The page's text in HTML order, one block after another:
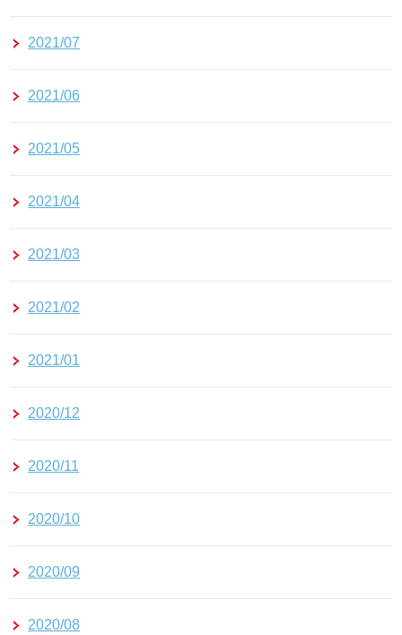
2021/07
2021/06
2021/05
2021/04
2021/03
2021/02
2021/01
2020/12
2020/11
2020/10
2020/09
2020/08